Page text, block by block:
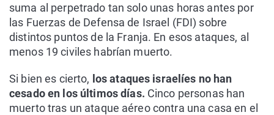
suma al perpetrado tan solo unas horas antes por
las Fuerzas de Defensa de Israel (FDI) sobre
distintos puntos de la Franja. En esos ataques, al
menos 19 civiles habrían muerto.
Si bien es cierto, los ataques israelíes no han
cesado en los últimos días. Cinco personas han
muerto tras un ataque aéreo contra una casa en el